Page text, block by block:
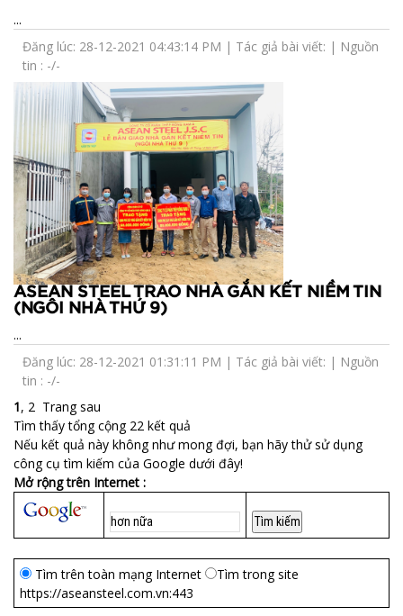
...
Đăng lúc: 28-12-2021 04:43:14 PM | Tác giả bài viết: | Nguồn
tin : -/-
ASEAN STEEL TRAO NHÀ GẮN KẾT NIỀM TIN
(NGÔI NHÀ THỨ 9)
...
Đăng lúc: 28-12-2021 01:31:11 PM | Tác giả bài viết: | Nguồn
tin : -/-
1, 2 Trang sau
Tìm thấy tổng cộng 22 kết quả
Nếu kết quả này không như mong đợi, bạn hãy thử sử dụng
công cụ tìm kiếm của Google dưới đây!
Mở rộng trên Internet :
Tìm trên toàn mạng Internet
Tìm trong site
https://aseansteel.com.vn:443